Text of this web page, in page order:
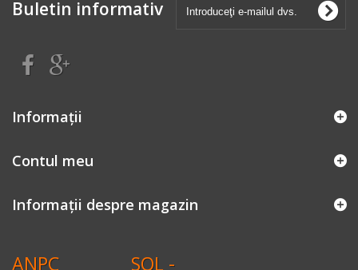
Buletin informativ
Informaţii
Contul meu
Informații despre magazin
ANPC SOL -